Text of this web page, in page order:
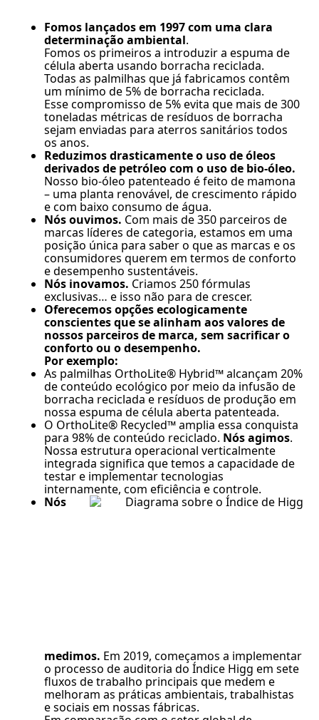
Fomos lançados em 1997 com uma clara
determinação ambiental.
Fomos os primeiros a introduzir a espuma de
célula aberta usando borracha reciclada.
Todas as palmilhas que já fabricamos contêm
um mínimo de 5% de borracha reciclada.
Esse compromisso de 5% evita que mais de 300
toneladas métricas de resíduos de borracha
sejam enviadas para aterros sanitários todos
os anos.
Reduzimos drasticamente o uso de óleos
derivados de petróleo com o uso de bio-óleo.
Nosso bio-óleo patenteado é feito de mamona
– uma planta renovável, de crescimento rápido
e com baixo consumo de água.
Nós ouvimos. Com mais de 350 parceiros de
marcas líderes de categoria, estamos em uma
posição única para saber o que as marcas e os
consumidores querem em termos de conforto
e desempenho sustentáveis.
Nós inovamos. Criamos 250 fórmulas
exclusivas… e isso não para de crescer.
Oferecemos opções ecologicamente
conscientes que se alinham aos valores de
nossos parceiros de marca, sem sacrificar o
conforto ou o desempenho.
Por exemplo:
As palmilhas OrthoLite® Hybrid™ alcançam 20%
de conteúdo ecológico por meio da infusão de
borracha reciclada e resíduos de produção em
nossa espuma de célula aberta patenteada.
O OrthoLite® Recycled™ amplia essa conquista
para 98% de conteúdo reciclado. Nós agimos.
Nossa estrutura operacional verticalmente
integrada significa que temos a capacidade de
testar e implementar tecnologias
internamente, com eficiência e controle.
Nós
medimos. Em 2019, começamos a implementar
o processo de auditoria do Índice Higg em sete
fluxos de trabalho principais que medem e
melhoram as práticas ambientais, trabalhistas
e sociais em nossas fábricas.